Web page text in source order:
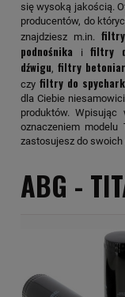
się wysoką jakością.
producentów, do
znajdziesz m.in.
podnośnika ifiltry
dźwigu, filtry
czyfiltry do
dla Ciebie
produktów.
oznaczeniem
zastosujesz do
ABG -